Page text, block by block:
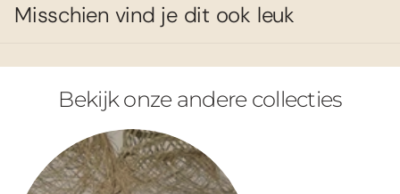
Misschien vind je dit ook leuk
Bekijk onze andere collecties